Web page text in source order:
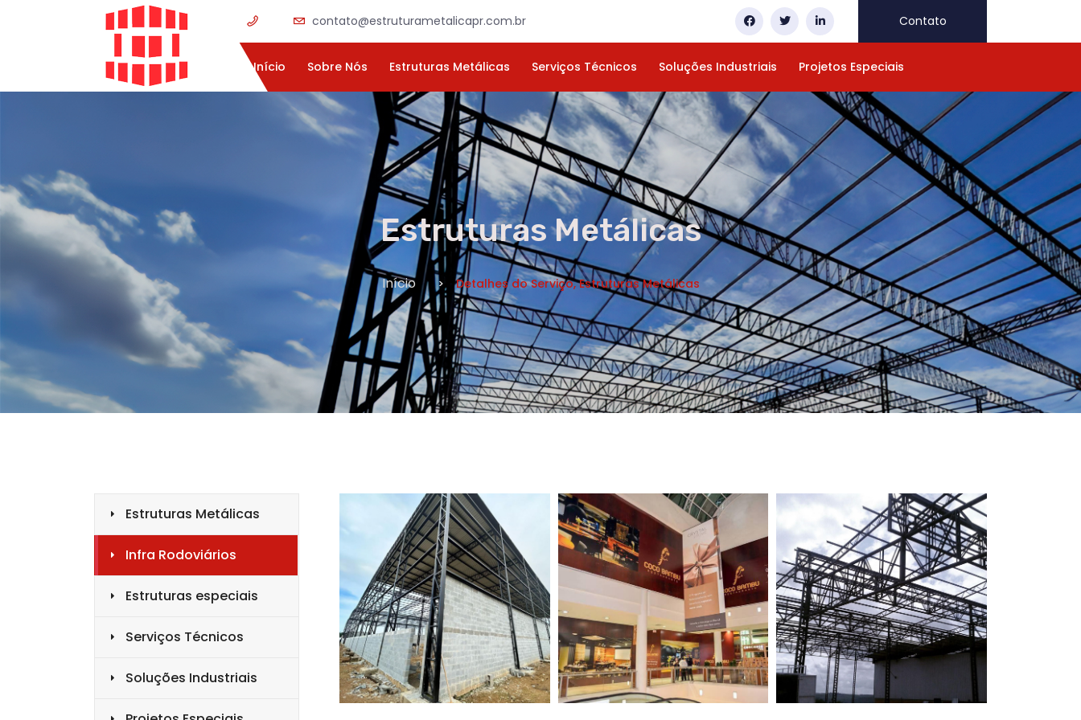
×
ORÇAMENTO
NOME *
E-MAIL *
TELEFONE *
Solicitar Orçamento